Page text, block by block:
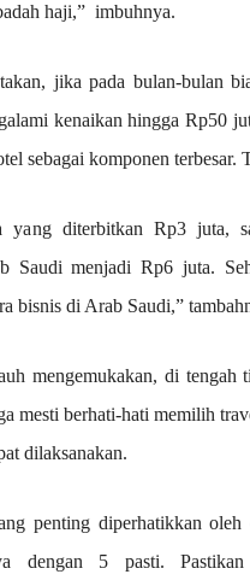
haji,” imbuhnya.
jika pada bulan-bulan
kenaikan hingga Rp50
sebagai komponen
yang diterbitkan Rp3 juta,
Saudi menjadi Rp6 juta.
bisnis di Arab Saudi,”
mengemukakan, di tengah
mesti berhati-hati memilih
dilaksanakan.
penting diperhatikkan
dengan 5 pasti.